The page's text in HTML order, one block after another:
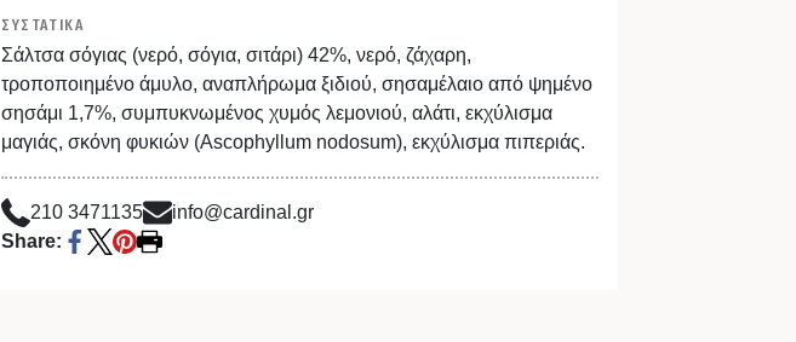
ΣΥΣΤΑΤΙΚΑ
Σάλτσα σόγιας (νερό, σόγια, σιτάρι) 42%, νερό, ζάχαρη,
τροποποιημένο άμυλο, αναπλήρωμα ξιδιού, σησαμέλαιο από ψημένο
σησάμι 1,7%, συμπυκνωμένος χυμός λεμονιού, αλάτι, εκχύλισμα
μαγιάς, σκόνη φυκιών (Ascophyllum nodosum), εκχύλισμα πιπεριάς.
210 3471135
info@cardinal.gr
Share: